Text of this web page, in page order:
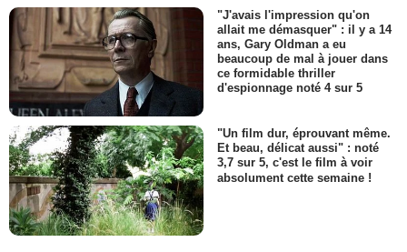
"J'avais l'impression qu'on
allait me démasquer" : il y a 14
ans, Gary Oldman a eu
beaucoup de mal à jouer dans
ce formidable thriller
d'espionnage noté 4 sur 5
"Un film dur, éprouvant même.
Et beau, délicat aussi" : noté
3,7 sur 5, c'est le film à voir
absolument cette semaine !